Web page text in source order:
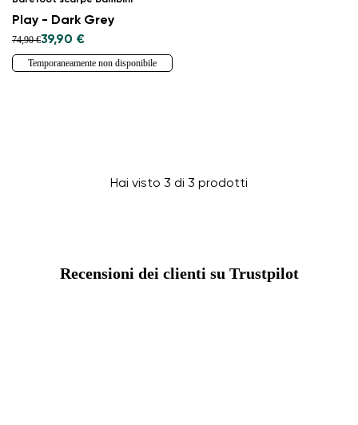
Play - Dark Grey
74,90 €39,90 €
Temporaneamente non disponibile
Hai visto 3 di 3 prodotti
Recensioni dei clienti su Trustpilot